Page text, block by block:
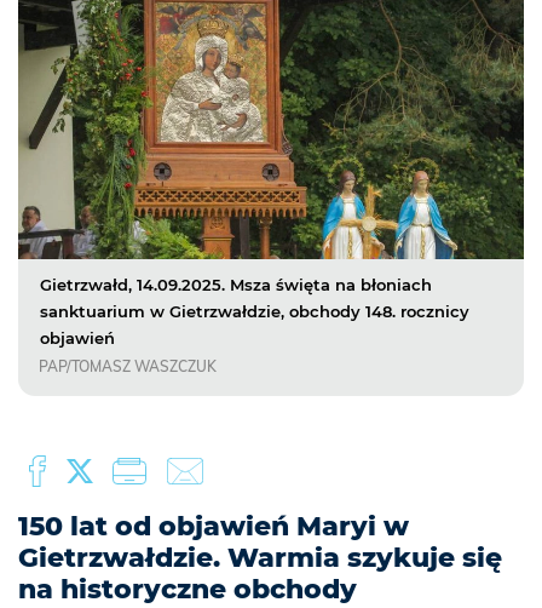
Gietrzwałd, 14.09.2025. Msza święta na błoniach
sanktuarium w Gietrzwałdzie, obchody 148. rocznicy
objawień
PAP/TOMASZ WASZCZUK
150 lat od objawień Maryi w
Gietrzwałdzie. Warmia szykuje się
na historyczne obchody